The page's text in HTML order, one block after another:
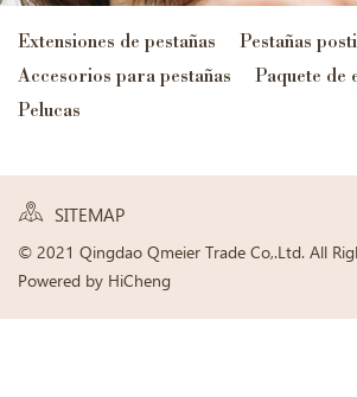
Extensiones de pestañas
Pestañas
Accesorios para pestañas
Paquete de
Pelucas
SITEMAP
© 2021 Qingdao Qmeier Trade Co,.Ltd. All
Powered by HiCheng